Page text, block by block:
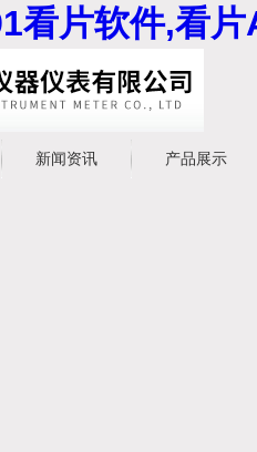
看片软件,看
新闻资讯 产品展示